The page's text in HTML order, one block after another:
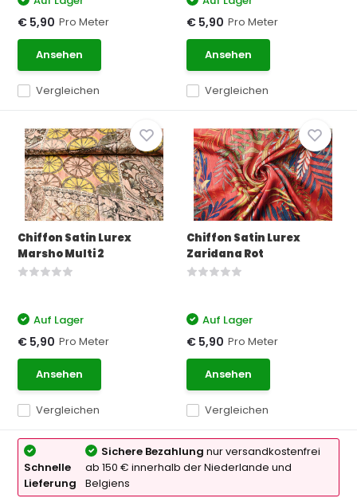
Vergleichen
€ 5,90 Pro Meter
Ansehen
Vergleichen
€ 5,90 Pro Meter
Ansehen
Chiffon Satin Lurex
Marsho Multi 2
Vergleichen
Auf Lager
€ 5,90 Pro Meter
Ansehen
Chiffon Satin Lurex
Zaridana Rot
Vergleichen
Auf Lager
€ 5,90 Pro Meter
Ansehen
Schnelle
Lieferung
Sichere Bezahlung nur versandkostenfrei
ab 150 € innerhalb der Niederlande und
Belgiens